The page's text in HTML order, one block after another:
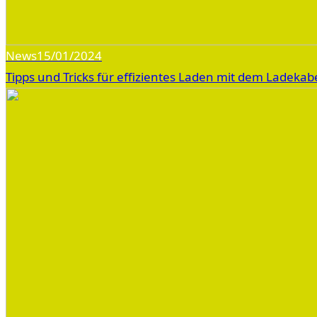
News15/01/2024
Tipps und Tricks für effizientes Laden mit dem